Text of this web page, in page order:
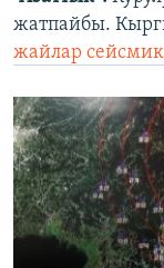
жатпайбы.
жайлар